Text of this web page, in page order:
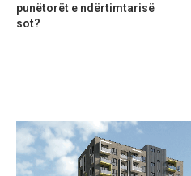
punëtorët e ndërtimtarisë
sot?